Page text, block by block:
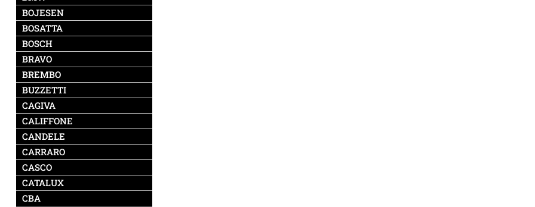
BOJESEN
BOSATTA
BOSCH
BRAVO
BREMBO
BUZZETTI
CAGIVA
CALIFFONE
CANDELE
CARRARO
CASCO
CATALUX
CBA